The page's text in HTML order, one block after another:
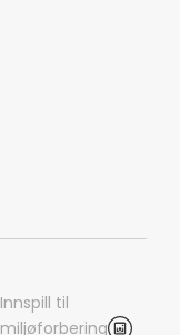
Innspill til
miljøforbering